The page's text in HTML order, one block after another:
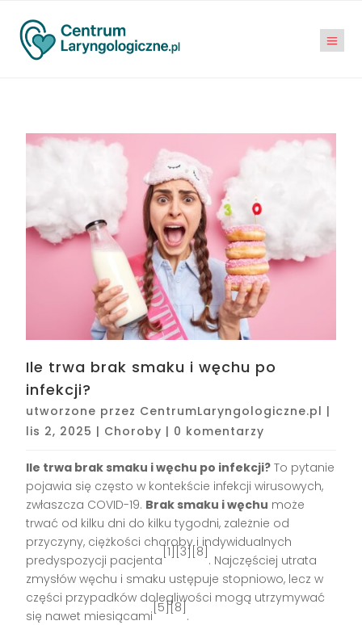
Ile trwa brak smaku i węchu po
infekcji?
utworzone przez CentrumLaryngologiczne.pl |
lis 2, 2025 | Choroby | 0 komentarzy
Ile trwa brak smaku i węchu po infekcji? To pytanie
pojawia się często w kontekście infekcji wirusowych,
zwłaszcza COVID-19. Brak smaku i węchu może
trwać od kilku dni do kilku tygodni, zależnie od
przyczyny, ciężkości choroby i indywidualnych
predyspozycji pacjenta
[1][3][8]
. Najczęściej utrata
zmysłów węchu i smaku ustępuje stopniowo, lecz w
części przypadków dolegliwości mogą utrzymywać
się nawet miesiącami
[5][8]
.